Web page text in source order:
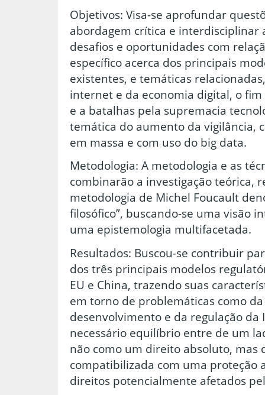
Objetivos: Visa-se aprofundar
abordagem crítica e interdisciplinar
desafios e oportunidades com
específico acerca dos principais
existentes, e temáticas
internet e da economia digital, o
e a batalhas pela supremacia
temática do aumento da vigilância,
em massa e com uso do big data.
Metodologia: A metodologia e as
combinarão a investigação teórica,
metodologia de Michel Foucault
filosófico”, buscando-se uma visão
uma epistemologia multifacetada.
Resultados: Buscou-se contribuir
dos três principais modelos
EU e China, trazendo suas
em torno de problemáticas como
desenvolvimento e da regulação da
necessário equilíbrio entre de um
não como um direito absoluto, mas
compatibilizada com uma proteção
direitos potencialmente afetados